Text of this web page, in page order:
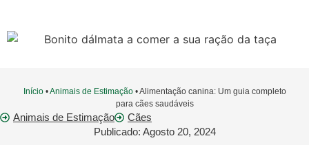
Início•Animais de Estimação•Alimentação canina: Um guia completo
para cães saudáveis
Animais de Estimação
Cães
Publicado: Agosto 20, 2024